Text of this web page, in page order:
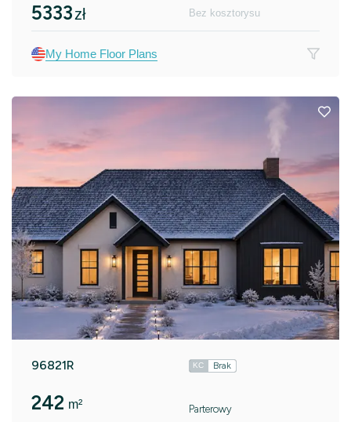
5333zł Bez kosztorysu
My Home Floor Plans
96821R KC Brak
242 m² Parterowy